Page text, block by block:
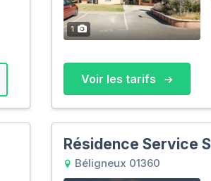
1
Voir les tarifs
Résidence Service
Béligneux 01360